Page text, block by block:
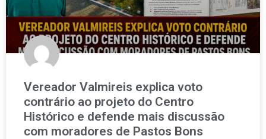
Vereador Valmireis explica voto
contrário ao projeto do Centro
Histórico e defende mais discussão
com moradores de Pastos Bons